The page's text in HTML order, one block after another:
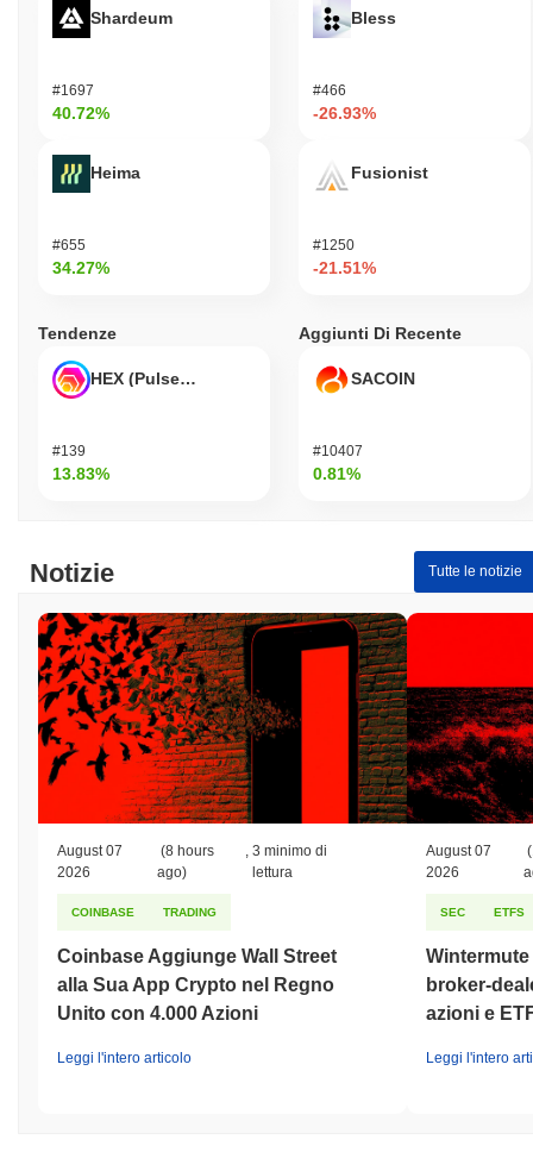
Shardeum
#1697
40.72%
Heima
#655
34.27%
Bless
#466
-26.93%
Fusionist
#1250
-21.51%
Tendenze
HEX (Pulsechain)
#139
13.83%
Aggiunti Di Recente
SACOIN
#10407
0.81%
Notizie Tutte le notizie
August 07
2026
(8 hours
ago)
,3 minimo di
lettura
COINBASE TRADING
Coinbase Aggiunge Wall Street
alla Sua App Crypto nel Regno
Unito con 4.000 Azioni
Leggi l'intero articolo
August 07
2026
SEC ETFS
broker-
azioni e
Leggi l'intero